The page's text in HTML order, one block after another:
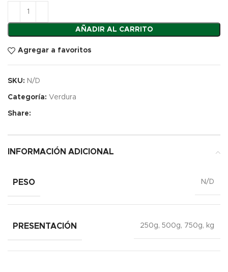
AÑADIR AL CARRITO
Agregar a favoritos
SKU: N/D
Categoría: Verdura
Share:
INFORMACIÓN ADICIONAL
PESO N/D
PRESENTACIÓN 250g, 500g, 750g, kg